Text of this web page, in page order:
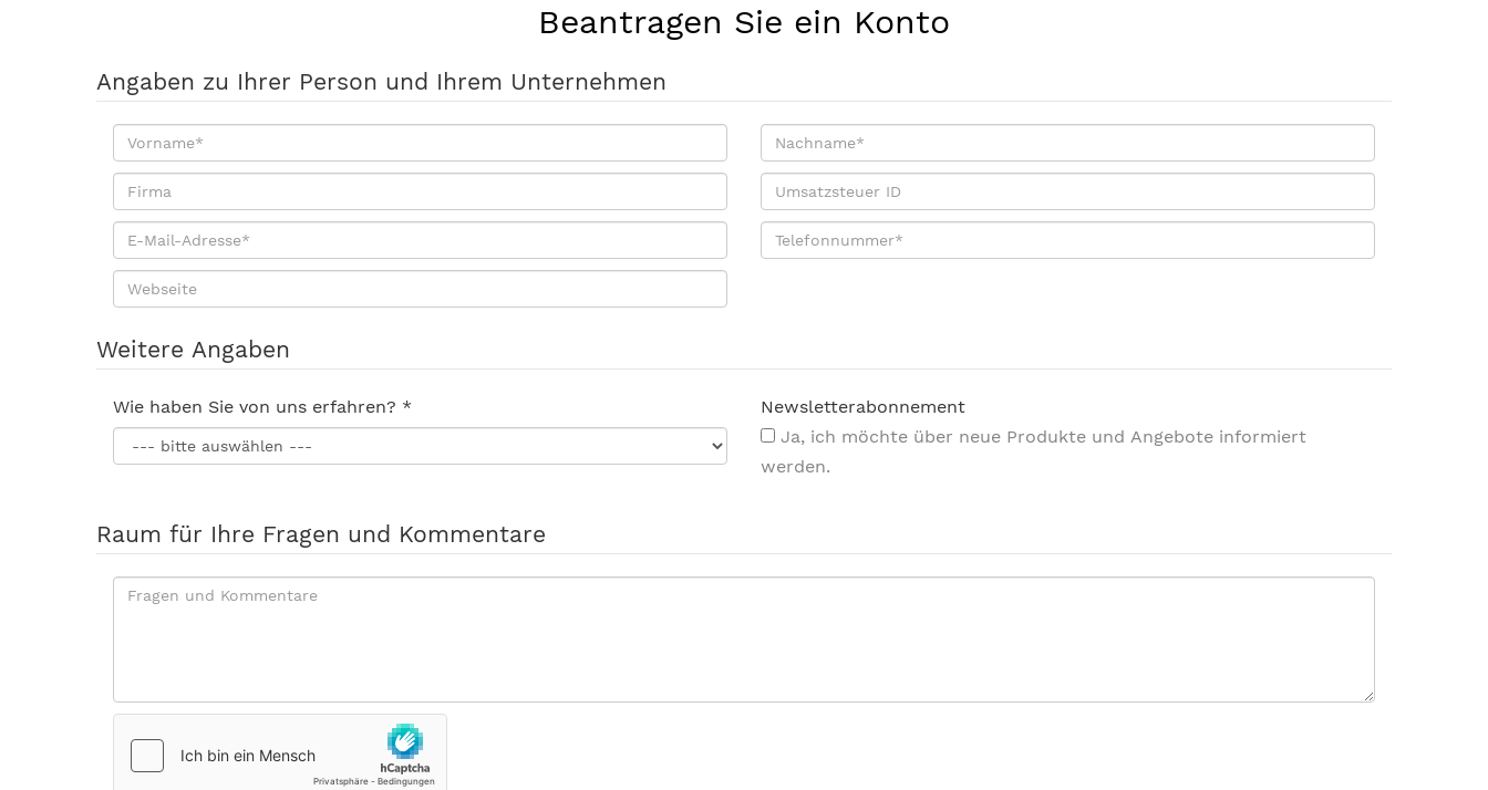
Beantragen Sie ein Konto
Angaben zu Ihrer Person und Ihrem Unternehmen
Vorname
*
Nachname
*
Firma
Umsatzsteuer
ID
E-
Mail-
Adresse
Telefonnummer
Webseite
Weitere Angaben
Wie
haben
Sie
uns
erfahren?
*
Wie haben Sie von uns erfahren? *
Newsletterabonnement
werden.
Raum für Ihre Fragen und Kommentare
Fragen